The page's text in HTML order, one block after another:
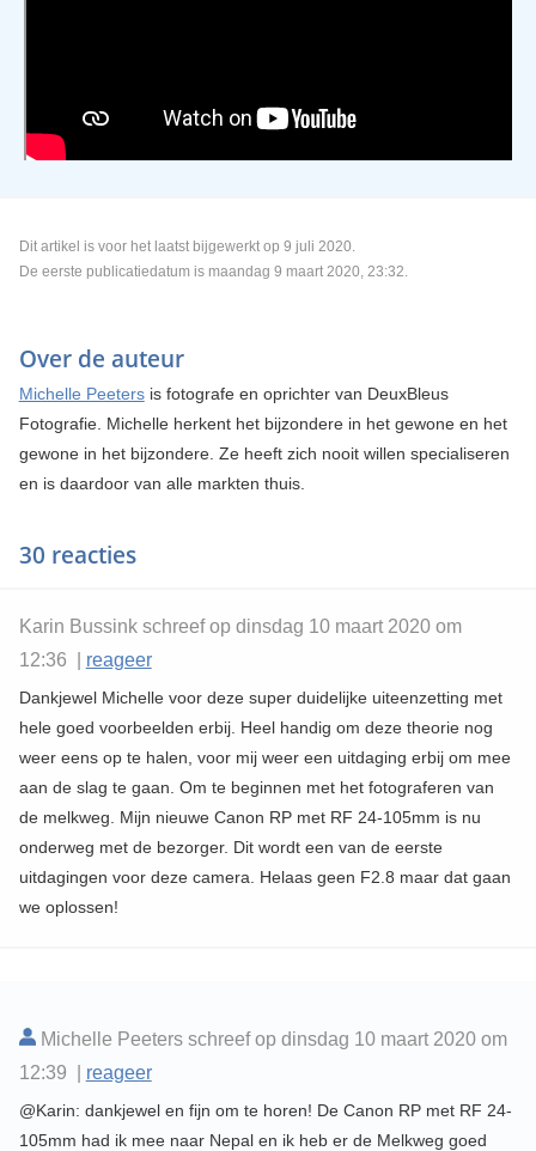
Dit artikel is voor het laatst bijgewerkt op 9 juli 2020.
De eerste publicatiedatum is maandag 9 maart 2020, 23:32.
Over de auteur
Michelle Peetersis fotografe en oprichter van DeuxBleus
Fotografie. Michelle herkent het bijzondere in het gewone en het
gewone in het bijzondere. Ze heeft zich nooit willen specialiseren
en is daardoor van alle markten thuis.
30 reacties
Karin Bussink schreef op dinsdag 10 maart 2020 om
12:36 | reageer
Dankjewel Michelle voor deze super duidelijke uiteenzetting met
hele goed voorbeelden erbij. Heel handig om deze theorie nog
weer eens op te halen, voor mij weer een uitdaging erbij om mee
aan de slag te gaan. Om te beginnen met het fotograferen van
de melkweg. Mijn nieuwe Canon RP met RF 24-105mm is nu
onderweg met de bezorger. Dit wordt een van de eerste
uitdagingen voor deze camera. Helaas geen F2.8 maar dat gaan
we oplossen!
Michelle Peeters schreef op dinsdag 10 maart 2020 om
12:39 | reageer
@Karin: dankjewel en fijn om te horen! De Canon RP met RF 24-
105mm had ik mee naar Nepal en ik heb er de Melkweg goed